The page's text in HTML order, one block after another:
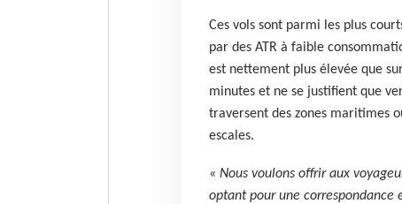
Ces vols sont parmi les plus
par des ATR à faible
est nettement plus élevée que
minutes et ne se justifient que
traversent des zones maritimes
escales.
« Nous voulons offrir aux
optant pour une correspondance